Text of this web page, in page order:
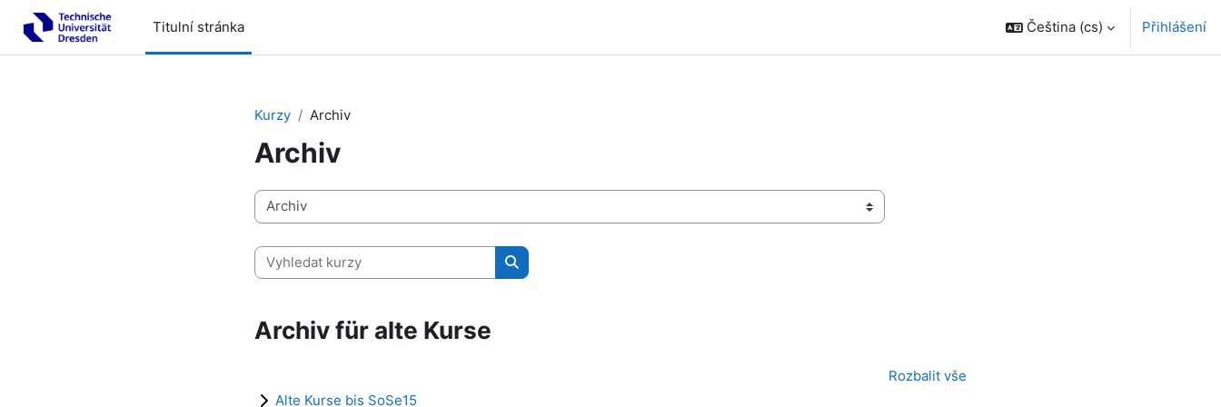
Přejít k hlavnímu obsahu
Titulní stránka
Čeština ‎(cs)‎ Přihlášení
Kurzy Archiv
Archiv
Kategorie kurzů
Vyhledat kurzy
Vyhledat kurzy
Archiv für alte Kurse
Rozbalit vše
Alte Kurse bis SoSe15